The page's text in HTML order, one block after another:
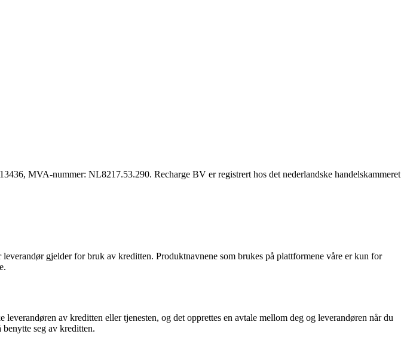
MVA-nummer: NL8217.53.290. Recharge BV er registrert hos det nederlandske handelskammeret
gjelder for bruk av kreditten. Produktnavnene som brukes på plattformene våre er kun for
av kreditten eller tjenesten, og det opprettes en avtale mellom deg og leverandøren når du
seg av kreditten.